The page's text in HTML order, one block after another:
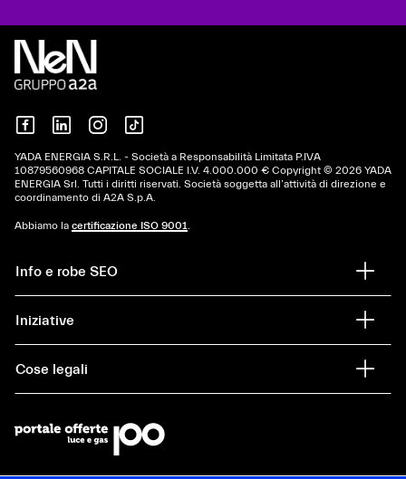
YADA ENERGIA S.R.L. - Società a Responsabilità Limitata P.IVA
10879560968 CAPITALE SOCIALE I.V. 4.000.000 € Copyright © 2026 YADA
ENERGIA Srl. Tutti i diritti riservati. Società soggetta all’attività di direzione e
coordinamento di A2A S.p.A.
Abbiamo la certificazione ISO 9001.
Info e robe SEO
Iniziative
Cose legali